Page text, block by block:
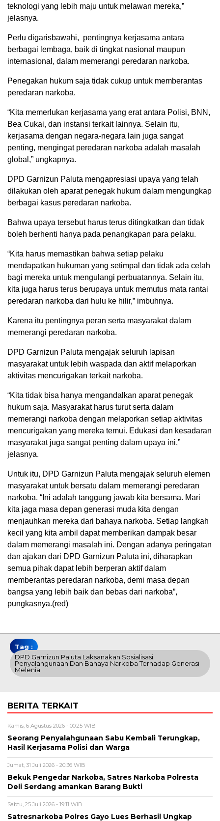
teknologi yang lebih maju untuk melawan mereka,”
jelasnya.
Perlu digarisbawahi, pentingnya kerjasama antara
berbagai lembaga, baik di tingkat nasional maupun
internasional, dalam memerangi peredaran narkoba.
Penegakan hukum saja tidak cukup untuk memberantas
peredaran narkoba.
“Kita memerlukan kerjasama yang erat antara Polisi, BNN,
Bea Cukai, dan instansi terkait lainnya. Selain itu,
kerjasama dengan negara-negara lain juga sangat
penting, mengingat peredaran narkoba adalah masalah
global,” ungkapnya.
DPD Garnizun Paluta mengapresiasi upaya yang telah
dilakukan oleh aparat penegak hukum dalam mengungkap
berbagai kasus peredaran narkoba.
Bahwa upaya tersebut harus terus ditingkatkan dan tidak
boleh berhenti hanya pada penangkapan para pelaku.
“Kita harus memastikan bahwa setiap pelaku
mendapatkan hukuman yang setimpal dan tidak ada celah
bagi mereka untuk mengulangi perbuatannya. Selain itu,
kita juga harus terus berupaya untuk memutus mata rantai
peredaran narkoba dari hulu ke hilir,” imbuhnya.
Karena itu pentingnya peran serta masyarakat dalam
memerangi peredaran narkoba.
DPD Garnizun Paluta mengajak seluruh lapisan
masyarakat untuk lebih waspada dan aktif melaporkan
aktivitas mencurigakan terkait narkoba.
“Kita tidak bisa hanya mengandalkan aparat penegak
hukum saja. Masyarakat harus turut serta dalam
memerangi narkoba dengan melaporkan setiap aktivitas
mencurigakan yang mereka temui. Edukasi dan kesadaran
masyarakat juga sangat penting dalam upaya ini,”
jelasnya.
Untuk itu, DPD Garnizun Paluta mengajak seluruh elemen
masyarakat untuk bersatu dalam memerangi peredaran
narkoba. “Ini adalah tanggung jawab kita bersama. Mari
kita jaga masa depan generasi muda kita dengan
menjauhkan mereka dari bahaya narkoba. Setiap langkah
kecil yang kita ambil dapat memberikan dampak besar
dalam memerangi masalah ini. Dengan adanya peringatan
dan ajakan dari DPD Garnizun Paluta ini, diharapkan
semua pihak dapat lebih berperan aktif dalam
memberantas peredaran narkoba, demi masa depan
bangsa yang lebih baik dan bebas dari narkoba”,
pungkasnya.(red)
Tag :
DPD Garnizun Paluta Laksanakan Sosialisasi
Penyalahgunaan Dan Bahaya Narkoba Terhadap Generasi
Melenial
BERITA TERKAIT
Kamis, 6 Agustus 2026 - 00:25 WIB
Seorang Penyalahgunaan Sabu Kembali Terungkap,
Hasil Kerjasama Polisi dan Warga
Jumat, 31 Juli 2026 - 20:36 WIB
Bekuk Pengedar Narkoba, Satres Narkoba Polresta
Deli Serdang amankan Barang Bukti
Sabtu, 25 Juli 2026 - 19:11 WIB
Satresnarkoba Polres Gayo Lues Berhasil Ungkap